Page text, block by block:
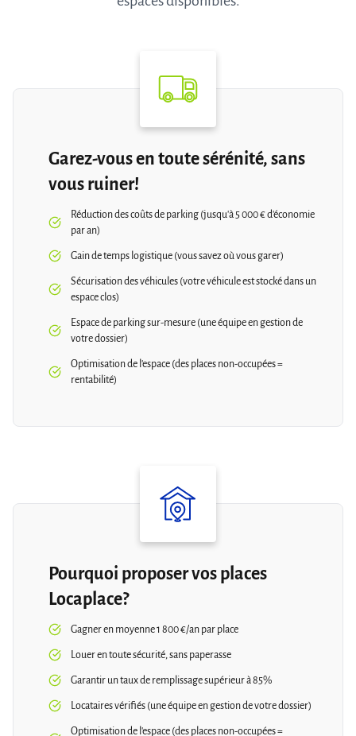
Garez-vous en toute sérénité, sans
vous ruiner!
Réduction des coûts de parking (jusqu'à 5 000 € d'économie
par an)
Gain de temps logistique (vous savez où vous garer)
Sécurisation des véhicules (votre véhicule est stocké dans un
espace clos)
Espace de parking sur-mesure (une équipe en gestion de
votre dossier)
Optimisation de l'espace (des places non-occupées =
rentabilité)
Pourquoi proposer vos places
Locaplace?
Gagner en moyenne 1 800 €/an par place
Louer en toute sécurité, sans paperasse
Garantir un taux de remplissage supérieur à 85%
Locataires vérifiés (une équipe en gestion de votre dossier)
Optimisation de l'espace (des places non-occupées =